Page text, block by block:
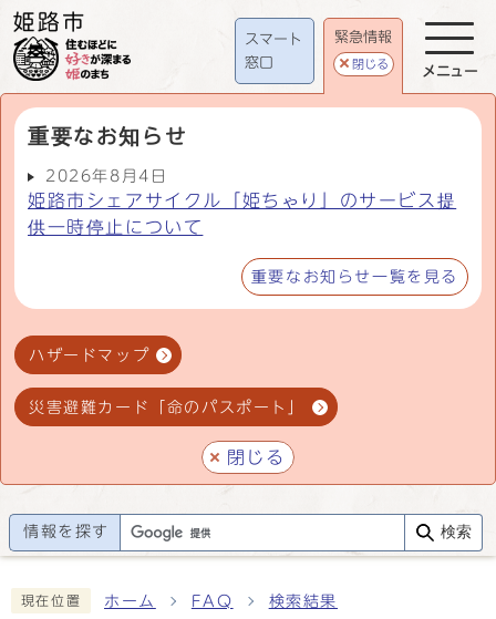
スマート
窓口
緊急情報
閉じる
重要なお知らせ
2026年8月4日
姫路市シェアサイクル「姫ちゃり」のサービス提
供一時停止について
重要なお知らせ一覧を見る
ハザードマップ
災害避難カード「命のパスポート」
閉じる
メニュー
情報を探す 検索
現在位置 ホーム FAQ 検索結果